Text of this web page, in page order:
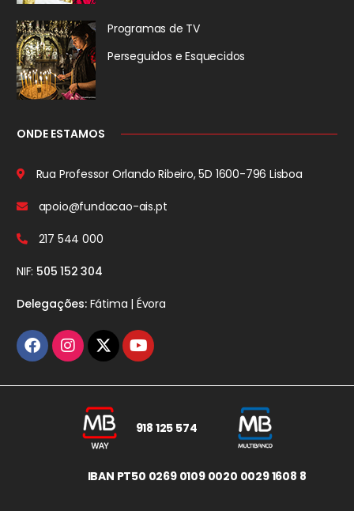
Programas de TV
Perseguidos e Esquecidos
ONDE ESTAMOS
Rua Professor Orlando Ribeiro, 5D 1600-796 Lisboa
apoio@fundacao-ais.pt
217 544 000
NIF: 505 152 304
Delegações:Fátima | Évora
918 125 574
IBAN PT50 0269 0109 0020 0029 1608 8